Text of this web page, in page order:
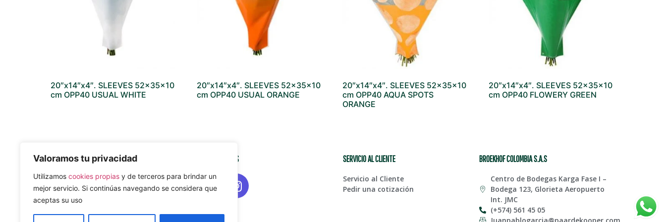
Valoramos tu privacidad
Utilizamos cookies propias y de terceros para brindar un
mejor servicio. Si continúas navegando se considera que
aceptas su uso
20″x14″x4″. SLEEVES 52x35x10
cm OPP40 USUAL WHITE
20″x14″x4″. SLEEVES 52x35x10
cm OPP40 USUAL ORANGE
20″x14″x4″. SLEEVES 52x35x10
cm OPP40 AQUA SPOTS
ORANGE
20″x14″x4″. SLEEVES 52x35x10
cm OPP40 FLOWERY GREEN
MAPA DEL SITIO
Nosotros
Sostenible
Productos
REDES SOCIALES SERVICIO AL CLIENTE
Servicio al Cliente
Pedir una cotización
BROEKHOF COLOMBIA S.A.S
Centro de Bodegas Karga Fase I –
Bodega 123, Glorieta Aeropuerto
Int. JMC
(+574) 561 45 05